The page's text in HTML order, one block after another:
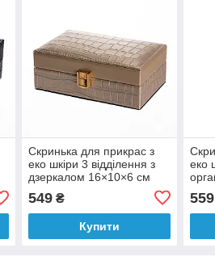
Скринька для прикрас з
еко шкіри 3 відділення з
дзеркалом 16×10×6 см
Золотистий HP-5-18GOLD
549₴
Купити
еко
559